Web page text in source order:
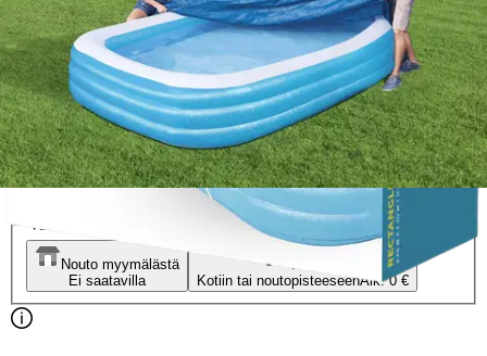
13,21 €
Asiakasomistajahinta
Hinta ilman S-Etukorttia: 13,90 €
Valitse toimitustapa
Nouto myymälästä
Ei saatavilla
Toimitus
Kotiin tai noutopisteeseenAlk. 0 €